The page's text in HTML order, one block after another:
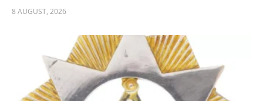
8 AUGUST, 2026